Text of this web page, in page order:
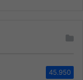
45.950